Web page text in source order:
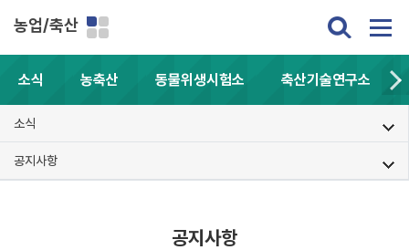
농업/축산
소식 농축산 동물위생시험소 축산기술연구소
소식
공지사항
공지사항